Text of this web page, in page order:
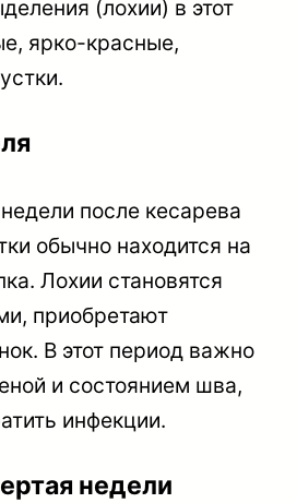
(лохии) в этот
ярко-красные,
после кесарева
обычно находится на
Лохии становятся
приобретают
В этот период важно
и состоянием шва,
инфекции.
недели